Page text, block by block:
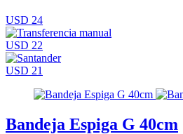
USD 24
USD 22
USD 21
Bandeja Espiga G 40cm